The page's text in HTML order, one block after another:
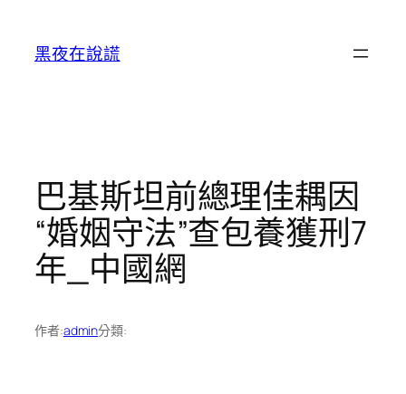
黑夜在說謊
巴基斯坦前總理佳耦因
“婚姻守法”查包養獲刑7
年_中國網
作者:admin分類: